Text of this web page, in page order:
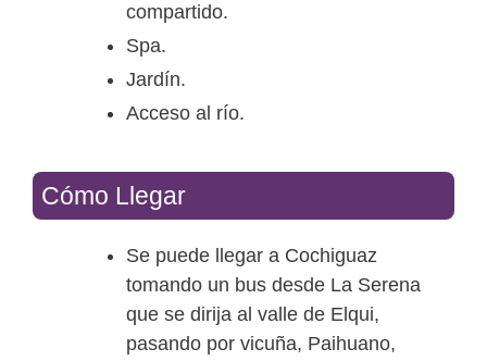
compartido.
Spa.
Jardín.
Acceso al río.
Cómo Llegar
Se puede llegar a Cochiguaz
tomando un bus desde La Serena
que se dirija al valle de Elqui,
pasando por vicuña, Paihuano,